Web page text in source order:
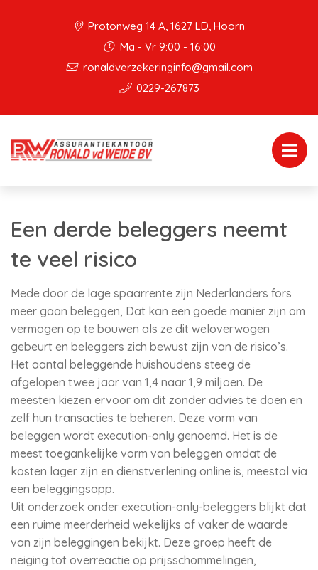
Protonweg 14 A, 1627 LD, Hoorn
Ma - Vr 9:00 - 16:00
ronaldverzekeringinfo@gmail.com
0229-267873
Een derde beleggers neemt
te veel risico
Mede door de lage spaarrente zijn Nederlanders fors
meer gaan beleggen, Dat kan een goede manier zijn om
vermogen op te bouwen als ze dit weloverwogen
gebeurt en beleggers zich bewust zijn van de risico’s.
Het aantal beleggende huishoudens steeg de
afgelopen twee jaar van 1,4 naar 1,9 miljoen. De
meesten kiezen ervoor om dit zonder advies te doen en
zelf hun transacties te beheren. Deze vorm van
beleggen wordt execution-only genoemd. Het is de
meest toegankelijke vorm van beleggen omdat de
kosten lager zijn en dienstverlening online is, meestal via
een beleggingsapp.
Uit onderzoek onder execution-only-beleggers blijkt dat
een ruime meerderheid wekelijks of vaker de waarde
van zijn beleggingen bekijkt. Deze groep heeft de
neiging tot overreactie op prijsschommelingen,